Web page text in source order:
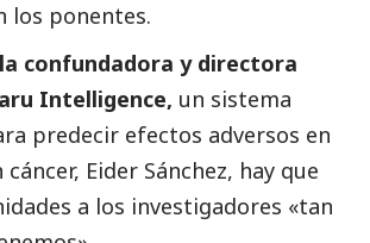
los ponentes.
la confundadora y directora
Intelligence, un sistema
predecir efectos adversos en
Eider Sánchez, hay que
a los investigadores «tan